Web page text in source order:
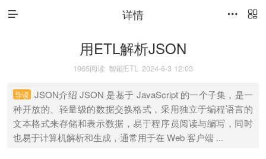
 详情 

用ETL解析JSON
1965阅读 智能ETL 2024-6-3 12:03
导读 JSON介绍 JSON 是基于 JavaScript 的一个子集，是一
种开放的、轻量级的数据交换格式，采用独立于编程语言的
文本格式来存储和表示数据，易于程序员阅读与编写，同时
也易于计算机解析和生成，通常用于在 Web 客户端 ...